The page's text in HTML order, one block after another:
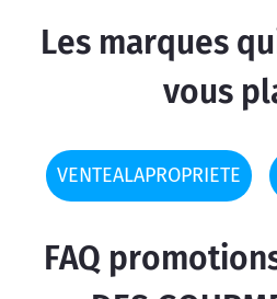
Les marques
vous
VENTEALAPROPRIETE
FAQ